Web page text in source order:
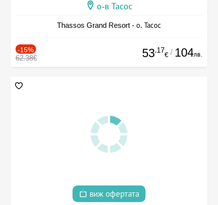
о-в Тасос
Thassos Grand Resort - о. Тасос
-15%
62.38€ 53.17
€ / 104лв.
виж офертата